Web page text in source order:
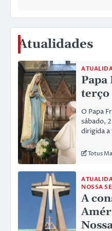
Atualidades
Papa
O Papa
sábado,
dirigida
Totus
NOSSA
A